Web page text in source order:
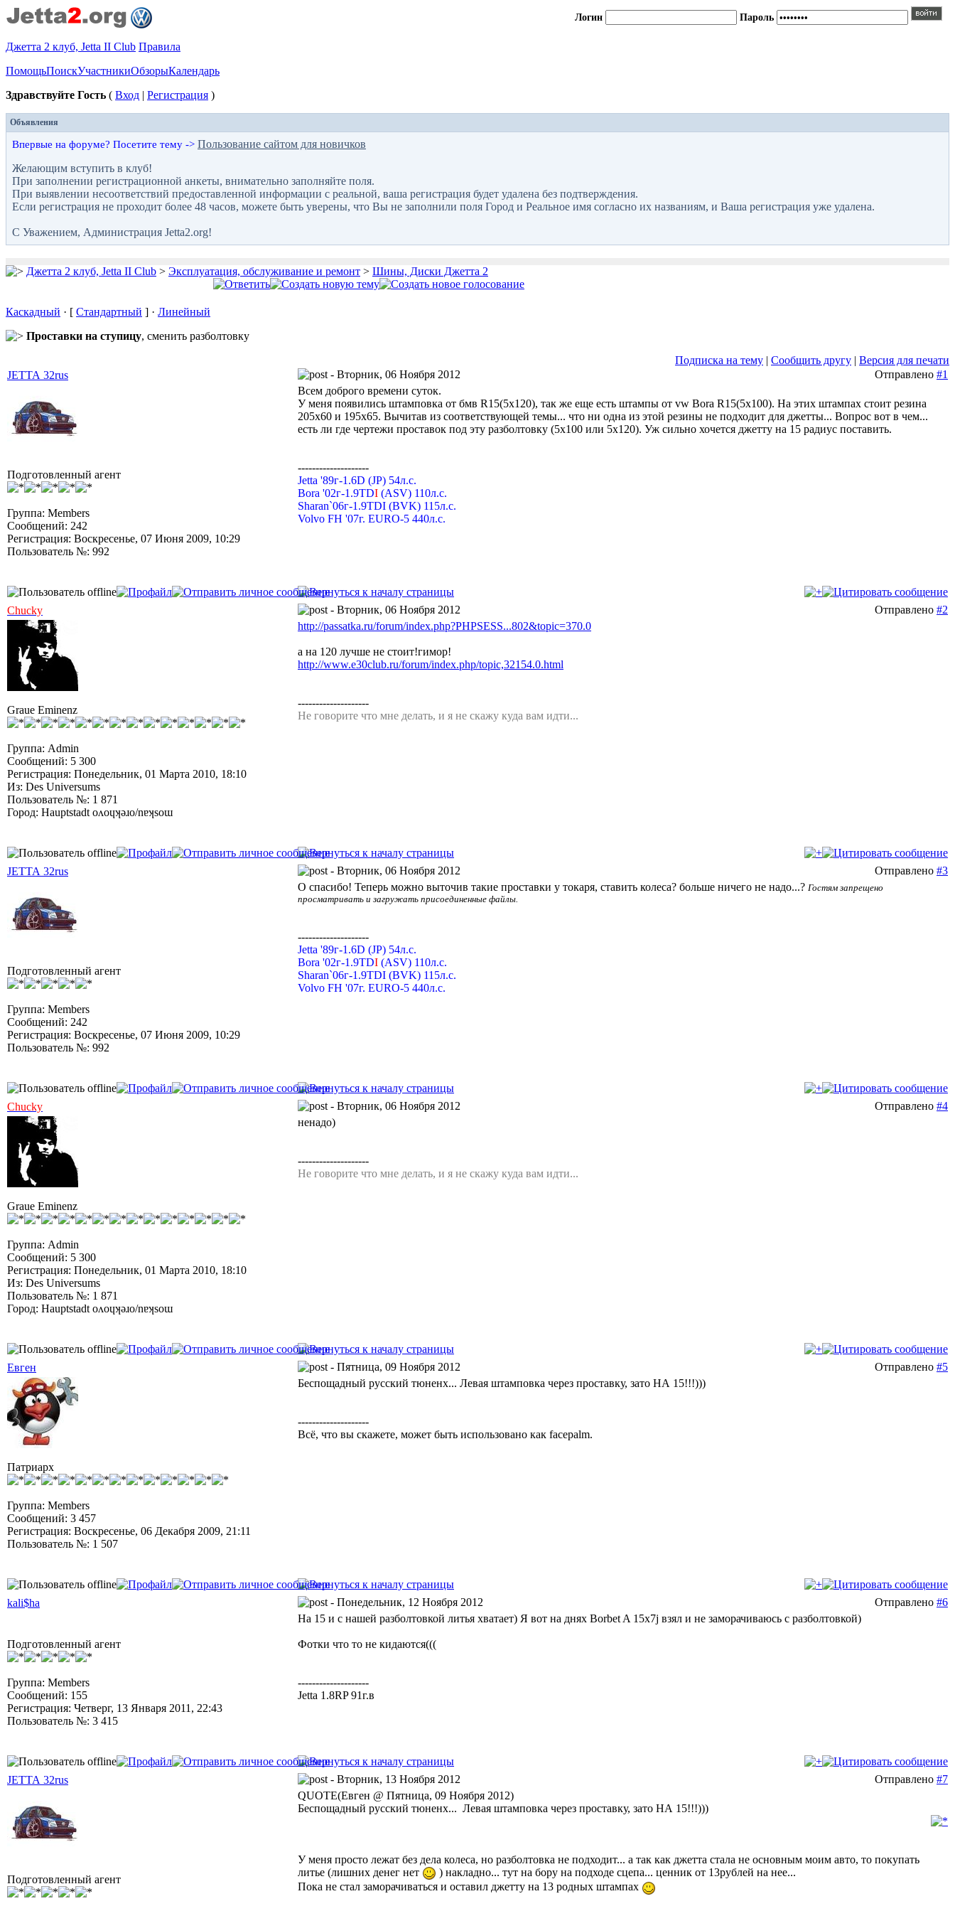
Логин Пароль
Джетта 2 клуб, Jetta II Club Правила
ПомощьПоискУчастникиОбзорыКалендарь
Здравствуйте Гость ( Вход | Регистрация )
Объявления
Впервые на форуме? Посетите тему -> Пользование сайтом для новичков
Желающим вступить в клуб!
При заполнении регистрационной анкеты, внимательно заполняйте поля.
При выявлении несоответствий предоставленной информации с реальной, ваша регистрация будет удалена без подтверждения.
Если регистрация не проходит более 48 часов, можете быть уверены, что Вы не заполнили поля Город и Реальное имя согласно их названиям, и Ваша регистрация уже удалена.
С Уважением, Администрация Jetta2.org!
Джетта 2 клуб, Jetta II Club > Эксплуатация, обслуживание и ремонт > Шины, Диски Джетта 2
Каскадный · [ Стандартный ] · Линейный
Проставки на ступицу, сменить разболтовку
Подписка на тему | Сообщить другу | Версия для печати
JETTA 32rus
- Вторник, 06 Ноября 2012 Отправлено #1
Подготовленный агент
Группа: Members
Сообщений: 242
Регистрация: Воскресенье, 07 Июня 2009, 10:29
Пользователь №: 992
Всем доброго времени суток.
У меня появились штамповка от бмв R15(5x120), так же еще есть штампы от vw Bora R15(5x100). На этих штампах стоит резина
205x60 и 195x65. Вычитав из соответствующей темы... что ни одна из этой резины не подходит для джетты... Вопрос вот в чем...
есть ли где чертежи проставок под эту разболтовку (5x100 или 5x120). Уж сильно хочется джетту на 15 радиус поставить.
--------------------
Jetta '89г-1.6D (JP) 54л.с.
Bora '02г-1.9TDI (ASV) 110л.с.
Sharan`06г-1.9TDI (BVK) 115л.с.
Volvo FH '07г. EURO-5 440л.с.
Chucky - Вторник, 06 Ноября 2012 Отправлено #2
Graue Eminenz
Группа: Admin
Сообщений: 5 300
Регистрация: Понедельник, 01 Марта 2010, 18:10
Из: Des Universums
Пользователь №: 1 871
Город: Hauptstadt oʌoɥʞǝɹo/nɐʞsoɯ
http://passatka.ru/forum/index.php?PHPSESS...802&topic=370.0
а на 120 лучше не стоит!гимор!
http://www.e30club.ru/forum/index.php/topic,32154.0.html
--------------------
Не говорите что мне делать, и я не скажу куда вам идти...
JETTA 32rus - Вторник, 06 Ноября 2012 Отправлено #3
Подготовленный агент
Группа: Members
Сообщений: 242
Регистрация: Воскресенье, 07 Июня 2009, 10:29
Пользователь №: 992
О спасибо! Теперь можно выточив такие проставки у токаря, ставить колеса? больше ничего не надо...? Гостям запрещено
просматривать и загружать присоединенные файлы.
--------------------
Jetta '89г-1.6D (JP) 54л.с.
Bora '02г-1.9TDI (ASV) 110л.с.
Sharan`06г-1.9TDI (BVK) 115л.с.
Volvo FH '07г. EURO-5 440л.с.
Chucky - Вторник, 06 Ноября 2012 Отправлено #4
Graue Eminenz
Группа: Admin
Сообщений: 5 300
Регистрация: Понедельник, 01 Марта 2010, 18:10
Из: Des Universums
Пользователь №: 1 871
Город: Hauptstadt oʌoɥʞǝɹo/nɐʞsoɯ
ненадо)
--------------------
Не говорите что мне делать, и я не скажу куда вам идти...
Евген - Пятница, 09 Ноября 2012 Отправлено #5
Патриарх
Группа: Members
Сообщений: 3 457
Регистрация: Воскресенье, 06 Декабря 2009, 21:11
Пользователь №: 1 507
Беспощадный русский тюненх... Левая штамповка через проставку, зато НА 15!!!)))
--------------------
Всё, что вы скажете, может быть использовано как facepalm.
kali$ha - Понедельник, 12 Ноября 2012 Отправлено #6
Подготовленный агент
Группа: Members
Сообщений: 155
Регистрация: Четверг, 13 Января 2011, 22:43
Пользователь №: 3 415
На 15 и с нашей разболтовкой литья хватает) Я вот на днях Borbet A 15x7j взял и не заморачиваюсь с разболтовкой)
Фотки что то не кидаются(((
--------------------
Jetta 1.8RP 91г.в
JETTA 32rus - Вторник, 13 Ноября 2012 Отправлено #7
Подготовленный агент
QUOTE(Евген @ Пятница, 09 Ноября 2012)
Беспощадный русский тюненх... Левая штамповка через проставку, зато НА 15!!!)))
У меня просто лежат без дела колеса, но разболтовка не подходит... а так как джетта стала не основным моим авто, то покупать
литье (лишних денег нет
) накладно... тут на бору на подходе сцепа... ценник от 13рублей на нее...
Пока не стал заморачиваться и оставил джетту на 13 родных штампах